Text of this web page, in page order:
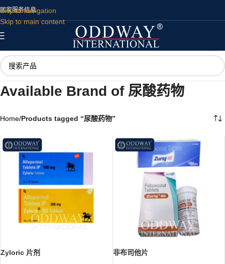
Skip to navigation
Skip to main content
国家服务信息
Available Brand of 尿酸药物
Home/Products tagged “尿酸药物”
Zyloric 片剂 非布司他片